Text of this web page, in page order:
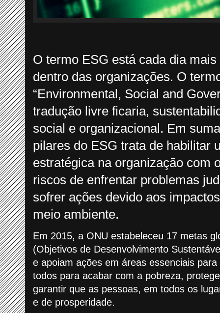
O termo ESG está cada dia
dentro das organizações. O
“Environmental, Social and
tradução livre ficaria,
social e organizacional. Em
pilares do ESG trata de habilitar
estratégica na organização com
riscos de enfrentar problemas
sofrer ações devido aos
meio ambiente.
Em 2015, a ONU estabeleceu 17 metas
(Objetivos de Desenvolvimento
e apoiam ações em áreas essenciais
todos para acabar com a pobreza,
garantir que as pessoas, em todos os
e de prosperidade.